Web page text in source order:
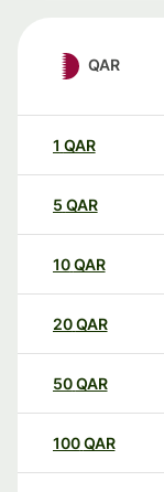
QAR
1 QAR
5 QAR
10QAR
20QAR
50QAR
100QAR